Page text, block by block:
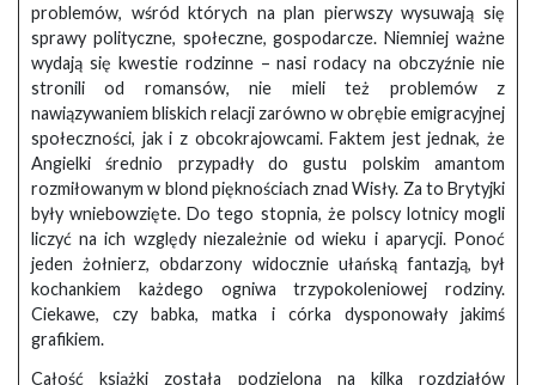
problemów, wśród których na plan pierwszy wysuwają się
sprawy polityczne, społeczne, gospodarcze. Niemniej ważne
wydają się kwestie rodzinne – nasi rodacy na obczyźnie nie
stronili od romansów, nie mieli też problemów z
nawiązywaniem bliskich relacji zarówno w obrębie emigracyjnej
społeczności, jak i z obcokrajowcami. Faktem jest jednak, że
Angielki średnio przypadły do gustu polskim amantom
rozmiłowanym w blond pięknościach znad Wisły. Za to Brytyjki
były wniebowzięte. Do tego stopnia, że polscy lotnicy mogli
liczyć na ich względy niezależnie od wieku i aparycji. Ponoć
jeden żołnierz, obdarzony widocznie ułańską fantazją, był
kochankiem każdego ogniwa trzypokoleniowej rodziny.
Ciekawe, czy babka, matka i córka dysponowały jakimś
grafikiem.
Całość książki została podzielona na kilka rozdziałów